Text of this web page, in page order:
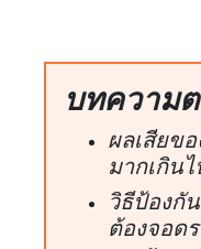
บทความ
ผลเสียข
มากเกินไ
วิธีป้องกั
ต้องจอด